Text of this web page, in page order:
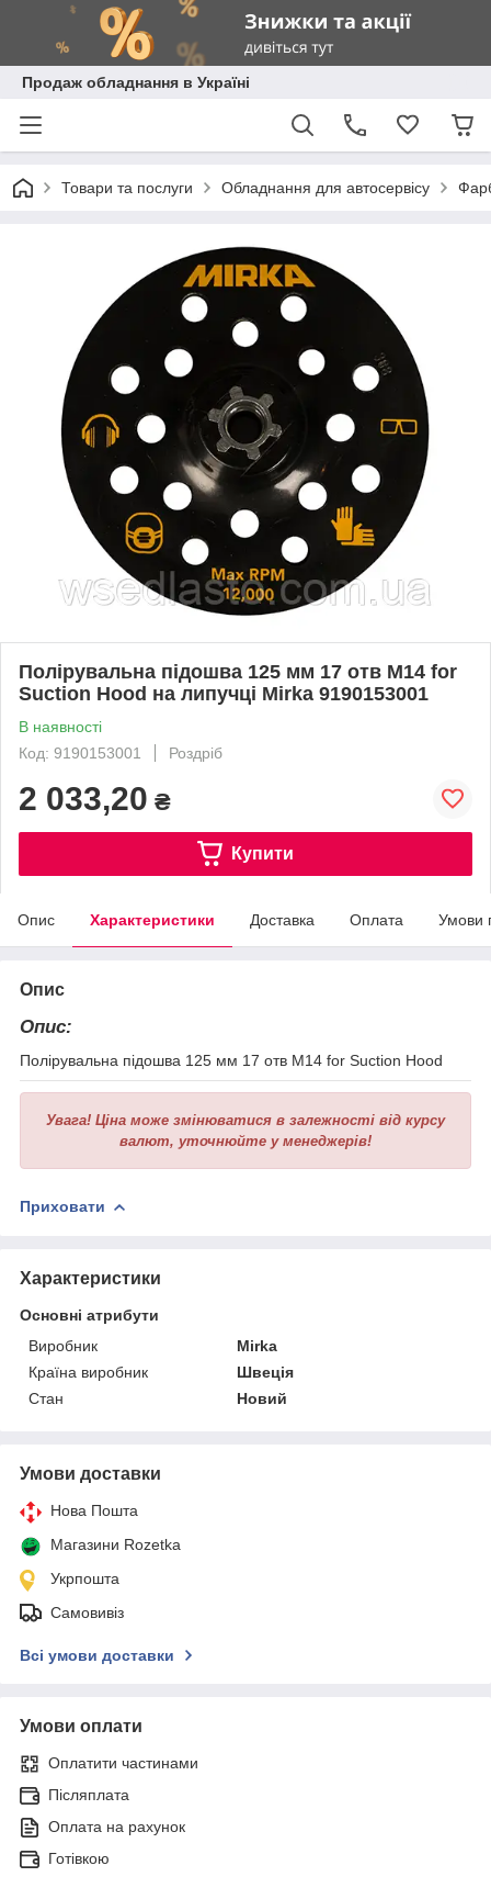
Продаж обладнання в Україні
Товари та послуги Обладнання для автосервісу
Полірувальна підошва 125 мм 17 отв M14 for
Suction Hood на липучці Mirka 9190153001
В наявності
Код: 9190153001
Роздріб
2 033,20 ₴
Купити
Опис Характеристики Доставка Оплата Умови
Опис
Опис:
Полірувальна підошва 125 мм 17 отв M14 for Suction Hood
Увага! Ціна може змінюватися в залежності від курсу
валют, уточнюйте у менеджерів!
Приховати
Характеристики
Основні атрибути
Виробник
Mirka
Країна виробник
Швеція
Стан
Новий
Умови доставки
Нова Пошта
Магазини Rozetka
Укрпошта
Самовивіз
Всі умови доставки
Умови оплати
Оплатити частинами
Післяплата
Оплата на рахунок
Готівкою